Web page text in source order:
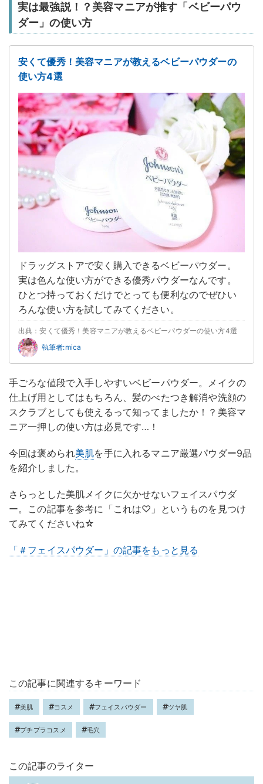
実は最強説！？美容マニアが推す「ベビーパウ
ダー」の使い方
安くて優秀！美容マニアが教えるベビーパウダーの
使い方4選
ドラッグストアで安く購入できるベビーパウダー。
実は色んな使い方ができる優秀パウダーなんです。
ひとつ持っておくだけでとっても便利なのでぜひい
ろんな使い方を試してみてください。
出典：安くて優秀！美容マニアが教えるベビーパウダーの使い方4選
執筆者:mica
手ごろな値段で入手しやすいベビーパウダー。メイクの
仕上げ用としてはもちろん、髪のべたつき解消や洗顔の
スクラブとしても使えるって知ってましたか！？美容マ
ニア一押しの使い方は必見です…！
今回は褒められ美肌を手に入れるマニア厳選パウダー9品
を紹介しました。
さらっとした美肌メイクに欠かせないフェイスパウダ
ー。この記事を参考に「これは♡」というものを見つけ
てみてくださいね☆
「＃フェイスパウダー」の記事をもっと見る
この記事に関連するキーワード
美肌 コスメ フェイスパウダー ツヤ肌
プチプラコスメ 毛穴
この記事のライター